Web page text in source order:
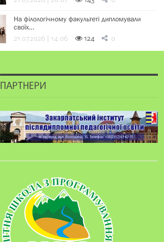
На філологічному факультеті дипломували
своїх…
21.07.2026 | 14:06 124 0
ПАРТНЕРИ